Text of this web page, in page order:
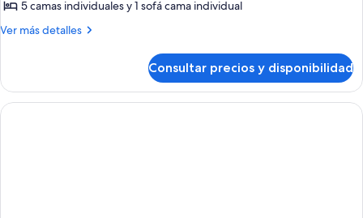
Deluxe,
2
(4
Adults
+
5 camas individuales y 1 sofá cama individual
Ver más detalles
Más
Deluxe,
habitaciones,
Consultar precios y disponibilidad